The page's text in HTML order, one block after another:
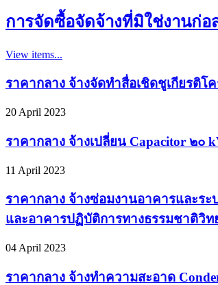
การจัดซื้อจัดจ้างที่มิใช่งานก่อ
View items...
ราคากลาง จ้างจัดทำสื่อเชิดชูเกียรติโ
20 April 2023
ราคากลาง จ้างเปลี่ยน Capacitor ๒
11 April 2023
ราคากลาง จ้างซ่อมงานอาคารและร
และอาคารปฏิบัติการทางธรรมชาติวิ
04 April 2023
ราคากลาง จ้างทำความสะอาด